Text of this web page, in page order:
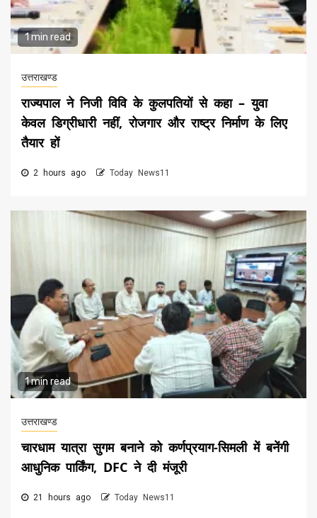
1 min read
उत्तराखण्ड
राज्यपाल ने निजी विवि के कुलपतियों से कहा – युवा
केवल डिग्रीधारी नहीं, रोजगार और राष्ट्र निर्माण के लिए
तैयार हों
2 hours ago Today News11
1 min read
उत्तराखण्ड
चारधाम यात्रा सुगम बनाने को कर्णप्रयाग-सिमली में बनेंगी
आधुनिक पार्किंग, DFC ने दी मंजूरी
21 hours ago Today News11